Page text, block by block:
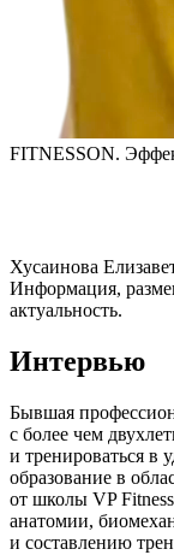
FITNESSON.
Хусаинова
Информация,
актуальность.
Интервью
Бывшая
с более чем
и тренироваться в
образование в
от школы VP
анатомии,
и составлению